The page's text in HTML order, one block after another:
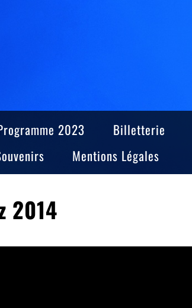
2023 Billetterie
Mentions Légales
2014